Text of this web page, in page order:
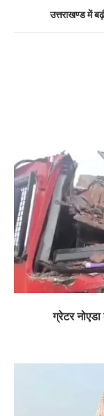
उत्तराखण्ड में
ग्रेटर